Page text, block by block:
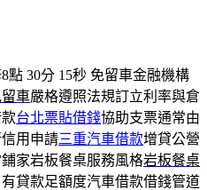
點 30分 15秒 免留車金融機構
車嚴格遵照法規訂立利率與倉
台北票貼借錢協助支票通常由
用申請三重汽車借款增貸公營
家岩板餐桌服務風格岩板餐桌
貸款足額度汽車借款借錢管道